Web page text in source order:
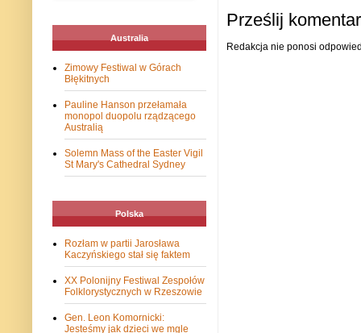
Prześlij
Redakcja nie ponosi
Australia
Zimowy Festiwal w Górach
Błękitnych
Pauline Hanson przełamała
monopol duopolu rządzącego
Australią
Solemn Mass of the Easter Vigil
St Mary's Cathedral Sydney
Polska
Rozłam w partii Jarosława
Kaczyńskiego stał się faktem
XX Polonijny Festiwal Zespołów
Folklorystycznych w Rzeszowie
Gen. Leon Komornicki:
Jesteśmy jak dzieci we mgle